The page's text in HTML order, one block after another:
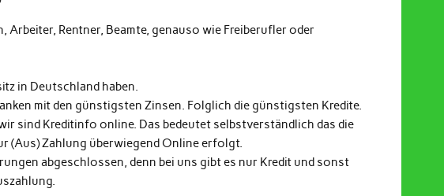
Rentner, Beamte, genauso wie Freiberufler oder
in Deutschland haben.
mit den günstigsten Zinsen. Folglich die günstigsten Kredite.
sind Kreditinfo online. Das bedeutet selbstverständlich das die
(Aus) Zahlung überwiegend Online erfolgt.
abgeschlossen, denn bei uns gibt es nur Kredit und sonst